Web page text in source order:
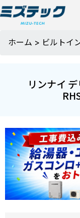
ガス
TOP
テッ
クの
強み
選ば
お役
ホーム > ビルトイ
リンナイ